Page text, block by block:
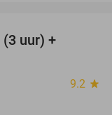
uur) +
9.2 star